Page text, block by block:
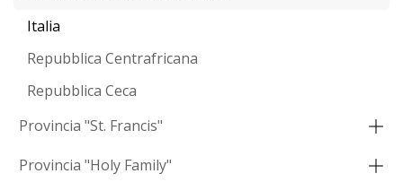
Italia
Repubblica Centrafricana
Repubblica Ceca
Provincia "St. Francis"
Provincia "Holy Family"